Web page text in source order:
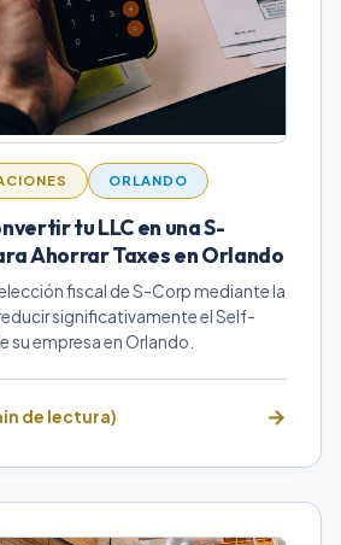
ORLANDO
tu LLC en una S-
Ahorrar Taxes en Orlando
fiscal de S-Corp mediante la
significativamente el Self-
su empresa en Orlando.
de lectura)